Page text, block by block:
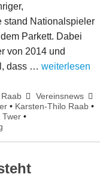
stand Nationalspieler
Parkett. Dabei
von 2014 und
dass … weiterlesen
Vereinsnews
• Karsten-Thilo Raab •
Twer •